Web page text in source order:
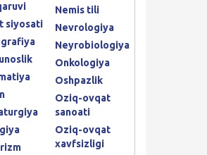
siyosati
Nemis tili
Nevrologiya
Neyrobiologiya
Onkologiya
Oshpazlik
Oziq-ovqat
sanoati
Oziq-ovqat
xavfsizligi